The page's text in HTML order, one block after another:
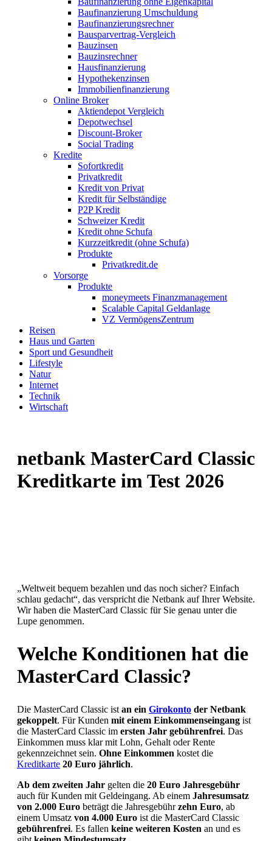
Baufinanzierung Umschuldung
Baufinanzierungsrechner
Bausparvertrag-Vergleich
Bauzinsen
Bauzinsrechner
Hausfinanzierung
Hypothekenzinsen
Immobilienfinanzierung
Online Broker
Aktiendepot Vergleich
Depotwechsel
Discount-Broker
Social Trading
Kredite
Sofortkredit
Privatkredit
Kredit von Privat
Kredit für Selbständige
P2P Kredit
Schweizer Kredit
Kredit ohne Schufa
Kurzzeitkredit (ohne Schufa)
Produkte
Privatkredit.de
Vorsorge
Produkte
moneymeets Finanzmanagement
Scalable Capital Geldanlage
VZ VermögensZentrum
Reisen
Haus und Garten
Sport und Gesundheit
Lifestyle
Natur
Internet
Technik
Wirtschaft
netbank MasterCard Classic
Kreditkarte im Test 2026
„Weltweit bequem bezahlen und das noch sicher? Einfach
schlau gedacht“, das verspricht die Netbank auf Ihrer Website.
Wir haben die MasterCard Classic für Sie genau unter die
Lupe genommen.
Welche Konditionen hat die
MasterCard Classic?
Die MasterCard Classic ist an ein Girokonto der Netbank
gekoppelt. Für Kunden mit einem Einkommenseingang ist
die MasterCard Classic im ersten Jahr gebührenfrei. Das
Einkommen muss klar mit Lohn, Gehalt oder Rente
gekennzeichnet sein. Ohne Einkommen kostet die
Kreditkarte 20 Euro jährlich.
Ab dem zweiten Jahr gelten die 20 Euro Jahresgebühr
auch für Kunden mit Geldeingang. Ab einem Jahresumsatz
von 2.000 Euro beträgt die Jahresgebührzehn Euro, ab
einem Umsatz von 4.000 Euro ist die MasterCard Classic
gebührenfrei. Es fallen keine weiteren Kosten an und es